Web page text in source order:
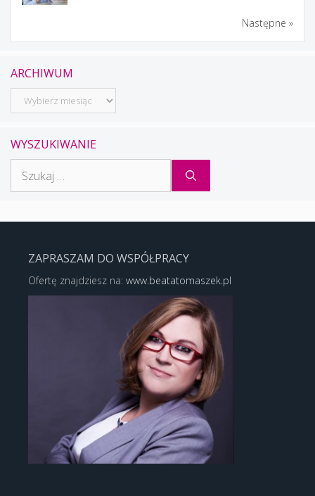
Następne »
ARCHIWUM
Archiwum
WYSZUKIWANIE
ZAPRASZAM DO WSPÓŁPRACY
Ofertę znajdziesz na: www.beatatomaszek.pl